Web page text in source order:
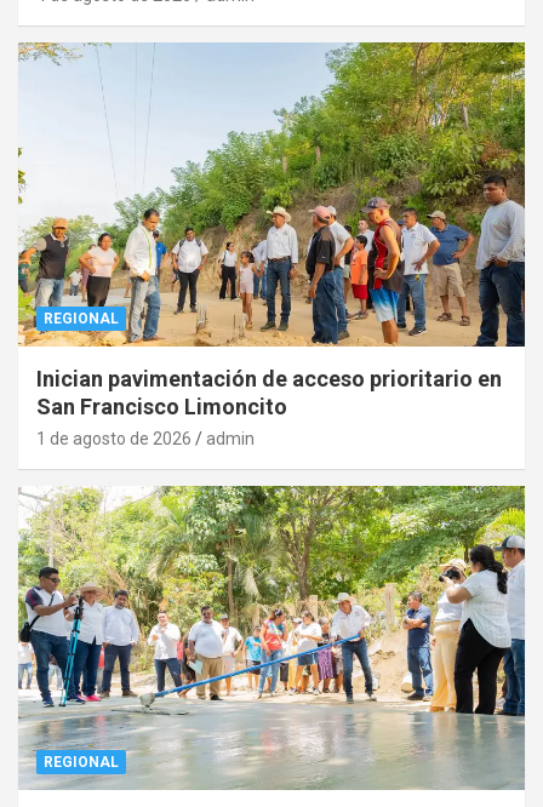
REGIONAL
Inician pavimentación de acceso prioritario en
San Francisco Limoncito
1 de agosto de 2026 admin
REGIONAL